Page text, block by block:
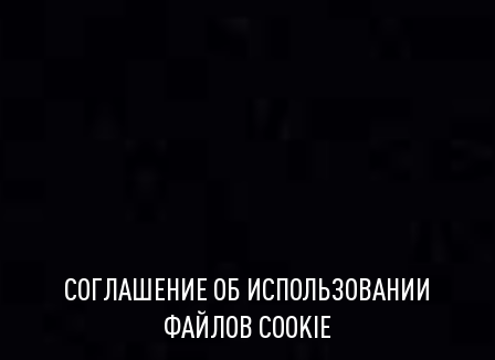
СОГЛАШЕНИЕ ОБ ИСПОЛЬЗОВАНИИ
ФАЙЛОВ COOKIE